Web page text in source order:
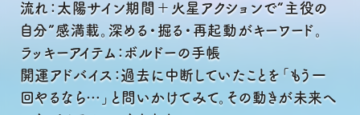
流れ：太陽サイン期間＋火星アクションで“主役の
自分”感満載。深める・掘る・再起動がキーワード。
ラッキーアイテム：ボルドーの手帳
開運アドバイス：過去に中断していたことを「もう一
回やるなら…」と問いかけてみて。その動きが未来へ